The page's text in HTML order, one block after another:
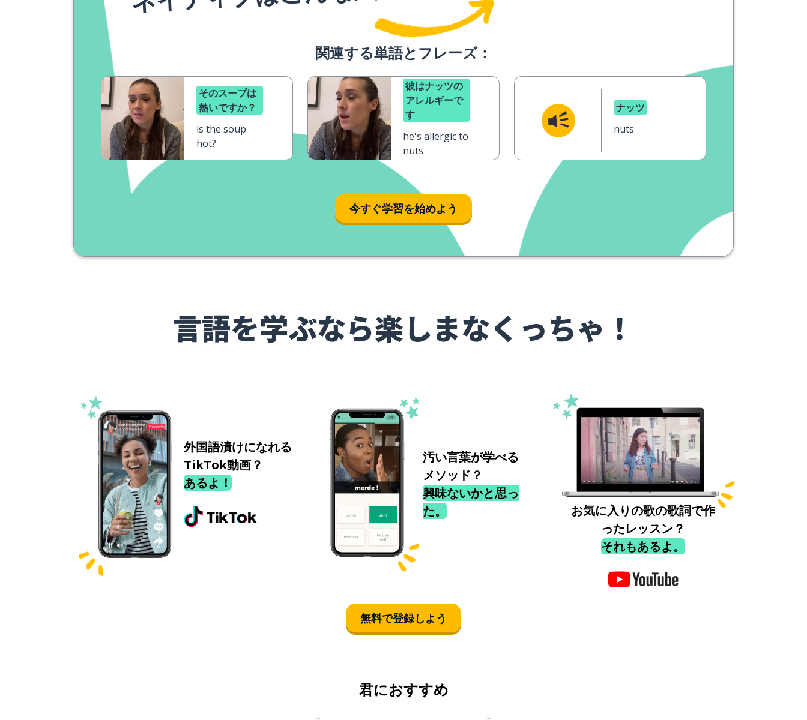
関連する単語とフレーズ：
そのスープは
熱いですか？
is the soup
hot?
彼はナッツの
アレルギーで
す
he's allergic to
nuts
ナッツ
nuts
今すぐ学習を始めよう
言語を学ぶなら楽しまなくっちゃ！
外国語漬けになれる
TikTok動画？
あるよ！
汚い言葉が学べる
メソッド？
興味ないかと思っ
た。
お気に入りの歌の歌詞で作
ったレッスン？
それもあるよ。
無料で登録しよう
君におすすめ